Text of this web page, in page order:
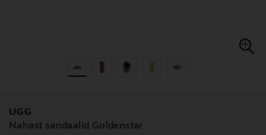
UGG
Nahast sandaalid Goldenstar